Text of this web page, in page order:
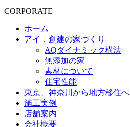
CORPORATE
ホーム
アイ．創建の家づくり
AQダイナミック構法
無添加の家
素材について
住宅性能
東京、神奈川から地方移住へ
施工実例
店舗案内
会社概要